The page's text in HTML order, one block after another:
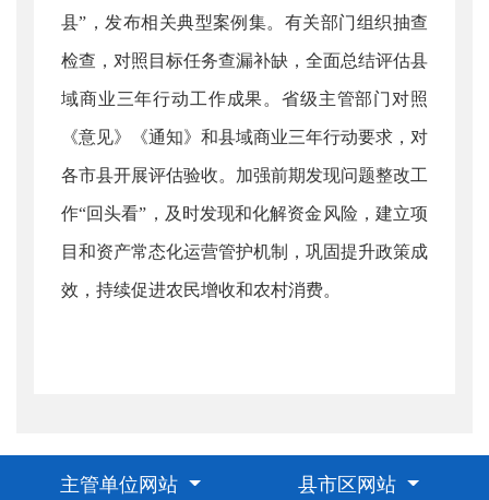
县”，发布相关典型案例集。有关部门组织抽查
检查，对照目标任务查漏补缺，全面总结评估县
域商业三年行动工作成果。省级主管部门对照
《意见》《通知》和县域商业三年行动要求，对
各市县开展评估验收。加强前期发现问题整改工
作“回头看”，及时发现和化解资金风险，建立项
目和资产常态化运营管护机制，巩固提升政策成
效，持续促进农民增收和农村消费。
主管单位网站 县市区网站